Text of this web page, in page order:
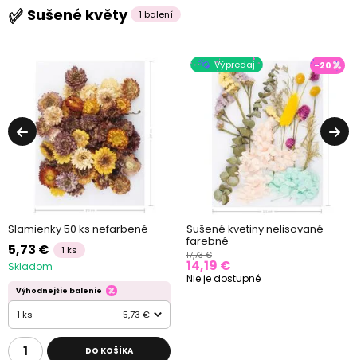
Sušené květy 1 balení
Slamienky 50 ks nefarbené
5,73 € 1 ks
Skladom
Výhodnejšie balenie
1 ks 5,73 €
DO KOŠÍKA
Výpredaj -20
Sušené kvetiny nelisované
farebné
17,73 €
14,19 €
Nie je dostupné